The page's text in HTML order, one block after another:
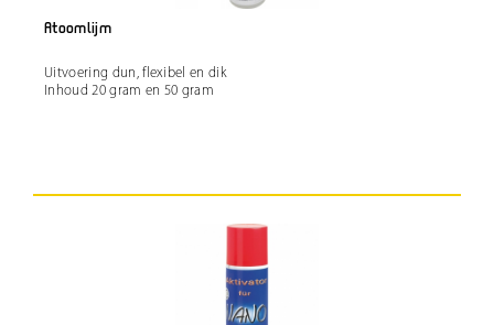
Atoomlijm
Uitvoering dun, flexibel en dik
Inhoud 20 gram en 50 gram